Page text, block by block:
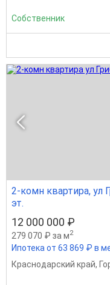
Собственник
2-комн квартира, ул
эт.
12 000 000 ₽
279 070 ₽ за м2
Ипотека от 63 869 ₽ в
Краснодарский край,